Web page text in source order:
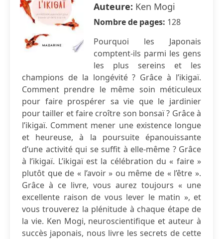
Auteure: Ken Mogi
Nombre de pages: 128
Pourquoi les Japonais
comptent-ils parmi les gens
les plus sereins et les
champions de la longévité ? Grâce à l’ikigaï.
Comment prendre le même soin méticuleux
pour faire prospérer sa vie que le jardinier
pour tailler et faire croître son bonsaï ? Grâce à
l’ikigaï. Comment mener une existence longue
et heureuse, à la poursuite épanouissante
d’une activité qui se suffit à elle-même ? Grâce
à l’ikigaï. L’ikigaï est la célébration du « faire »
plutôt que de « l’avoir » ou même de « l’être ».
Grâce à ce livre, vous aurez toujours « une
excellente raison de vous lever le matin », et
vous trouverez la plénitude à chaque étape de
la vie. Ken Mogi, neuroscientifique et auteur à
succès japonais, nous livre les secrets de cette